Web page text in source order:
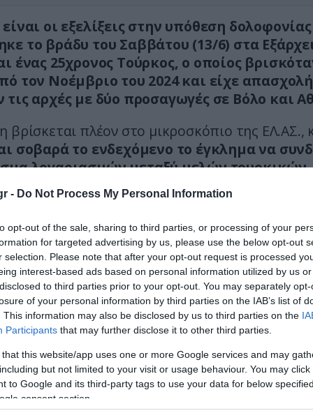
- Do Not Process My Personal Information
opt-out of the sale, sharing to third parties, or processing of your
for targeted advertising by us, please use the below opt-out
selection. Please note that after your opt-out request is processed
interest-based ads based on personal information utilized by us
to third parties prior to your opt-out. You may separately
of your personal information by third parties on the IAB’s list of
This information may also be disclosed by us to third parties on the
Participants that may further disclose it to other third parties.
that this website/app uses one or more Google services and may
but not limited to your visit or usage behaviour. You may
to Google and its third-party tags to use your data for below
consent section.
οι εξελίξεις στην υπόθεση
το βράδυ του Σαββάτου (13/6) στα
ένας 25χρονος Τούρκος, ο οποίος
τον Νοέμβριο του 2024 και είχε
τις αρχές με δύο προσαγωγές σε Βόλο και
βρίσκεται πλέον στο μικροσκόπιο της ΕΛ.ΑΣ.,
σοβαρά το ενδεχόμενο το έγκλημα να
λογαριασμών μεταξύ μελών τουρκικών
ομάδων, χωρίς ωστόσο να έχει
σενάριο.
σημειώθηκε στα σκαλάκια που οδηγούν προς
όπου ο νεαρός δέχθηκε πυρά και κατέληξε
της περιοχής ανέφεραν ότι ακούστηκαν
πυροβολισμοί, με αποτέλεσμα να
και άμεση κινητοποίηση των αρχών.
φέρεται να διέφυγε προς τον λόφο του Στρέφη,
η περιοχή αποκλείστηκε από ισχυρές